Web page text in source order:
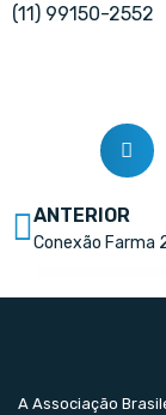
(11) 99150-2552
ANTERIOR
A Associação